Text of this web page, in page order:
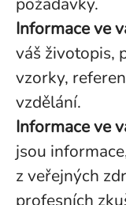
Informace ve
váš životopis,
vzorky,
vzdělání.
Informace ve
jsou
z veřejných
profesních